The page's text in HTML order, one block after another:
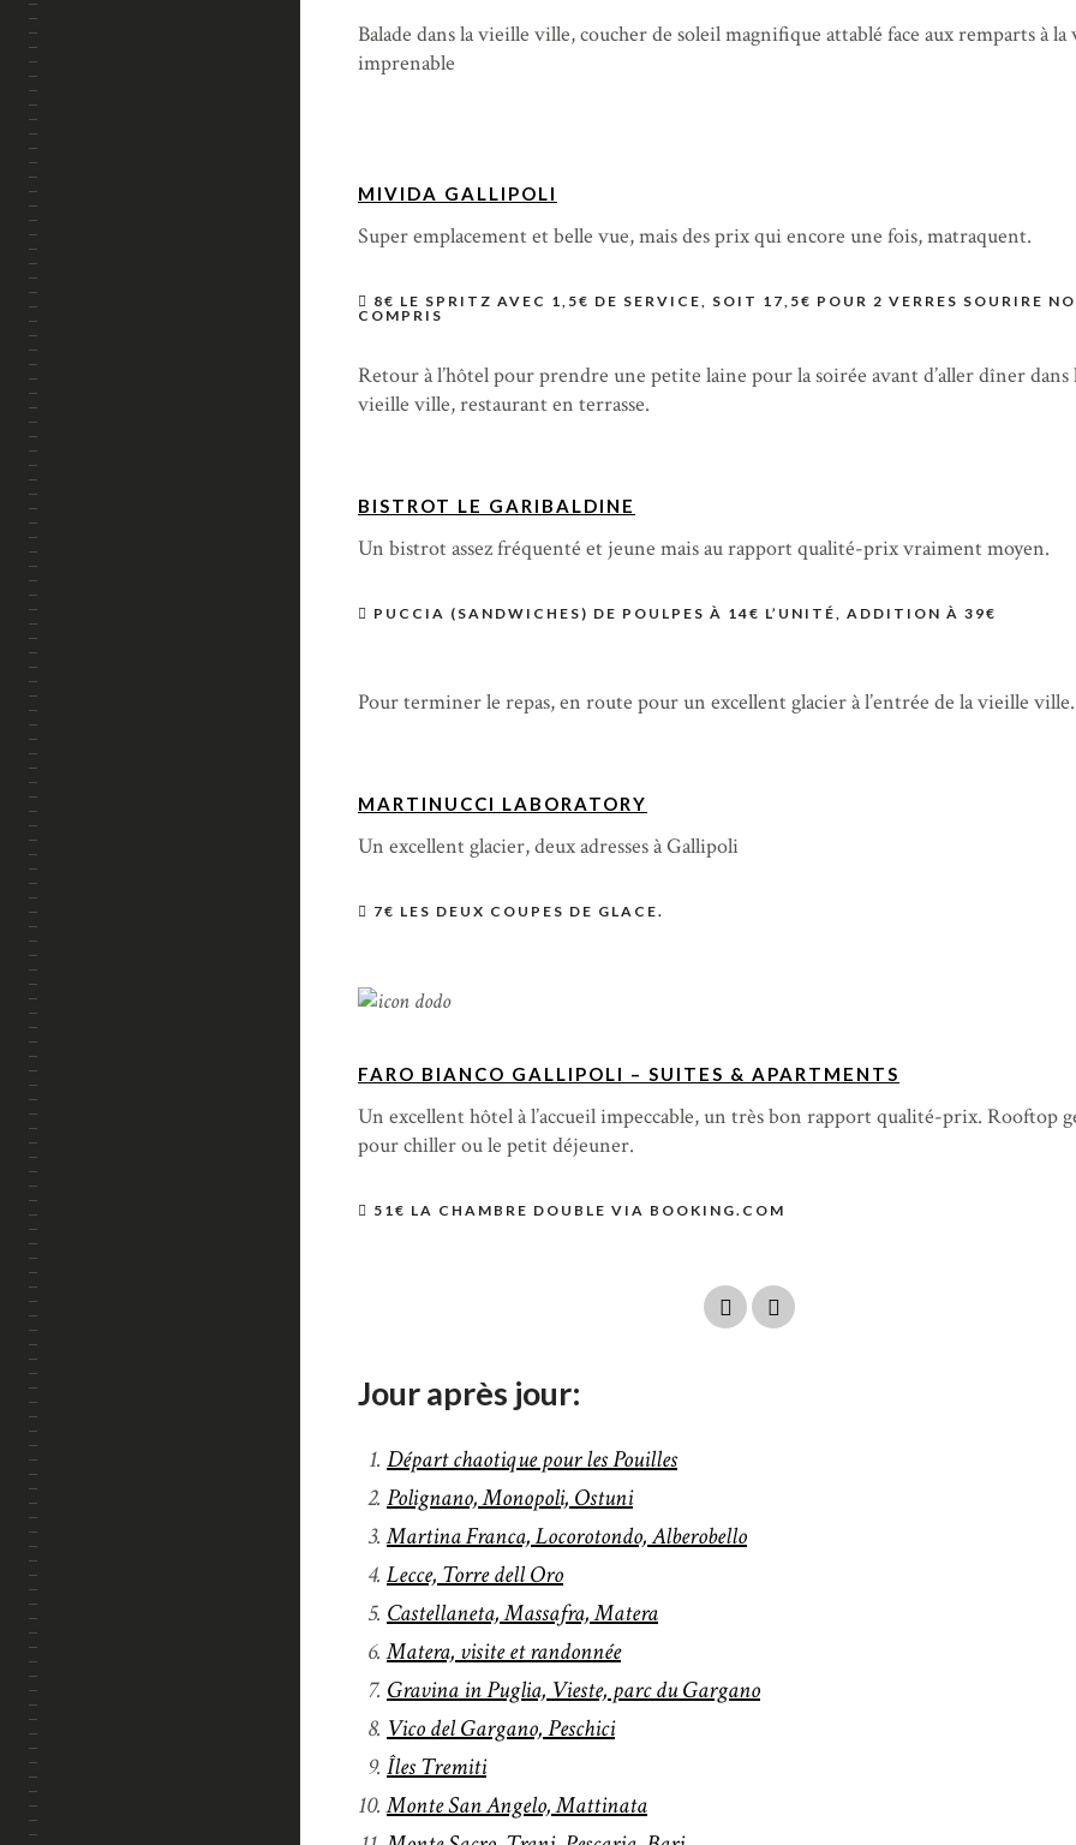
Balade dans la vieille ville, coucher de soleil magnifique attablé face aux remparts à la
imprenable
MIVIDA GALLIPOLI
Super emplacement et belle vue, mais des prix qui encore une fois, matraquent.
8€ LE SPRITZ AVEC 1,5€ DE SERVICE, SOIT 17,5€ POUR 2 VERRES SOURIRE
COMPRIS
Retour à l’hôtel pour prendre une petite laine pour la soirée avant d’aller dîner dans
vieille ville, restaurant en terrasse.
BISTROT LE GARIBALDINE
Un bistrot assez fréquenté et jeune mais au rapport qualité-prix vraiment moyen.
PUCCIA (SANDWICHES) DE POULPES À 14€ L’UNITÉ, ADDITION À 39€
Pour terminer le repas, en route pour un excellent glacier à l’entrée de la vieille ville.
MARTINUCCI LABORATORY
Un excellent glacier, deux adresses à Gallipoli
7€ LES DEUX COUPES DE GLACE.
FARO BIANCO GALLIPOLI – SUITES & APARTMENTS
Un excellent hôtel à l’accueil impeccable, un très bon rapport qualité-prix. Rooftop
pour chiller ou le petit déjeuner.
51€ LA CHAMBRE DOUBLE VIA BOOKING.COM
Jour après jour:
Départ chaotique pour les Pouilles
Polignano, Monopoli, Ostuni
Martina Franca, Locorotondo, Alberobello
Lecce, Torre dell Oro
Castellaneta, Massafra, Matera
Matera, visite et randonnée
Gravina in Puglia, Vieste, parc du Gargano
Vico del Gargano, Peschici
Îles Tremiti
Monte San Angelo, Mattinata